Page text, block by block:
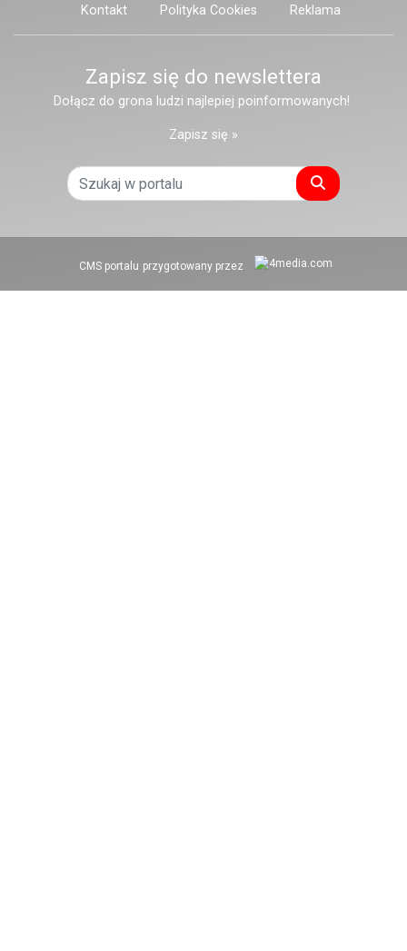
Kontakt Polityka Cookies Reklama
Zapisz się do newslettera
Dołącz do grona ludzi najlepiej poinformowanych!
Zapisz się »
Szukaj
CMS portalu przygotowany przez